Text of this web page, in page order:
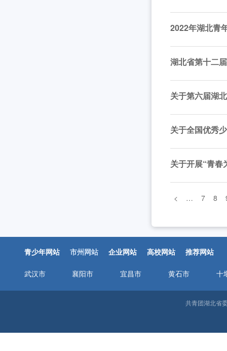
2022年湖北青
湖北省第十二
关于第六届湖
关于全国优秀
关于开展“青春
< … 7 8
青少年网站 市州网站 企业网站 高校网站 推荐网站
武汉市 襄阳市 宜昌市 黄石市 十
共青团湖北省